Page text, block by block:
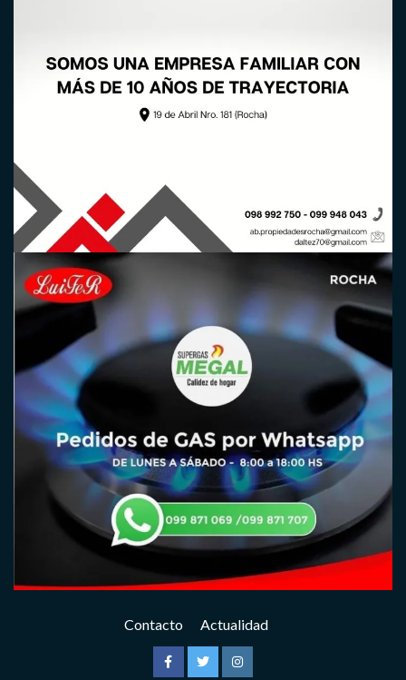
Contacto Actualidad
FacebookTwitterInstagram